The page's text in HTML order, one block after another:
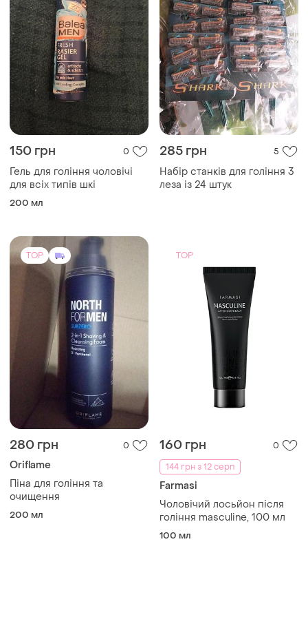
150 грн 0
Гель для гоління чоловічі
для всіх типів шкі
200 мл
285 грн 5
Набір станків для гоління 3
леза із 24 штук
TOP
280 грн 0
Oriflame
Піна для гоління та
очищення
200 мл
TOP
160 грн
0
144 грн з 12 серп
Farmasi
Чоловічий лосьйон після
гоління masculine, 100 мл
100 мл